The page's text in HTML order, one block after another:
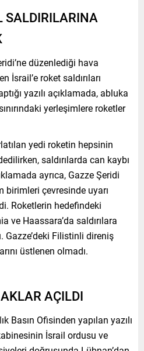
SALDIRILARINA
düzenlediği hava
İsrail’e roket saldırıları
yazılı açıklamada, abluka
yerleşimlere roketler
yedi roketin hepsinin
saldırılarda can kaybı
ayrıca, Gazze Şeridi
birimleri çevresinde uyarı
Roketlerin hedefindeki
ve Haassara’da saldırılara
Gazze’deki Filistinli direniş
üstlenen olmadı.
AÇILDI
Basın Ofisinden yapılan yazılı
İsrail ordusu ve